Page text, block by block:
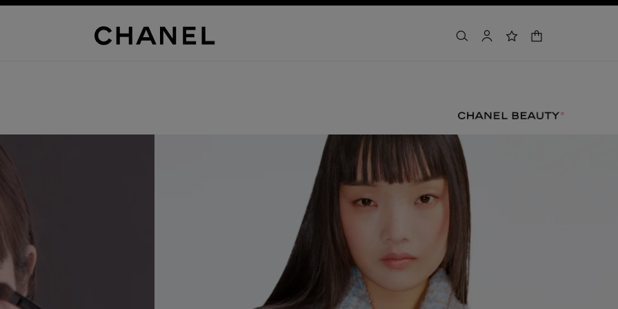
recherchermon compteliste de souhaits
panier